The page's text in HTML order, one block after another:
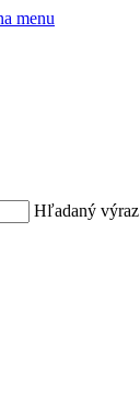
menu
Hľadaný výraz